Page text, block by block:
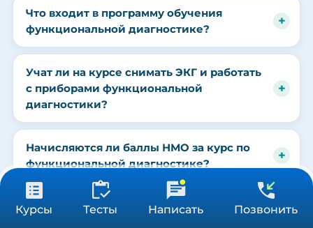
Курсы Тесты Написать Позвонить
Что входит в программу обучения
функциональной диагностике?
Учат ли на курсе снимать ЭКГ и работать
с приборами функциональной
диагностики?
Начисляются ли баллы НМО за курс по
функциональной диагностике?
Сколько стоит обучение по
от 3 900 ₽
36/72/144 ч Получить консультацию